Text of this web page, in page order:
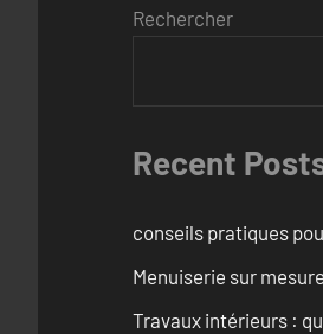
Rechercher
Recent
conseils pratiques
Menuiserie sur
Travaux intérieurs :